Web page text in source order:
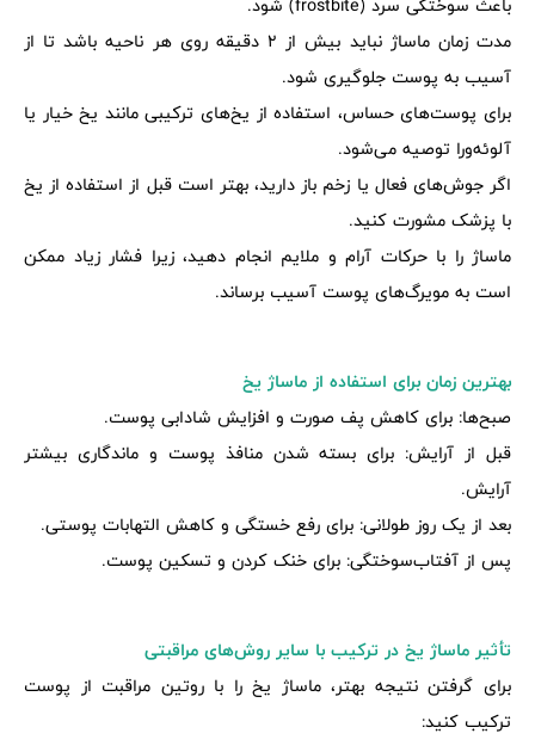
مدت زمان ماساژ نباید بیش از 2 دقیقه روی هر ناحیه باشد تا از
آسیب به پوست جلوگیری شود.
برای پوست‌های حساس، استفاده از یخ‌های ترکیبی مانند یخ خیار یا
آلوئه‌ورا توصیه می‌شود.
اگر جوش‌های فعال یا زخم باز دارید، بهتر است قبل از استفاده از یخ
با پزشک مشورت کنید.
ماساژ را با حرکات آرام و ملایم انجام دهید، زیرا فشار زیاد ممکن
است به مویرگ‌های پوست آسیب برساند.
بهترین زمان برای استفاده از ماساژ یخ
صبح‌ها: برای کاهش پف صورت و افزایش شادابی پوست.
قبل از آرایش: برای بسته شدن منافذ پوست و ماندگاری بیشتر
آرایش.
بعد از یک روز طولانی: برای رفع خستگی و کاهش التهابات پوستی.
پس از آفتاب‌سوختگی: برای خنک کردن و تسکین پوست.
تأثیر ماساژ یخ در ترکیب با سایر روش‌های مراقبتی
برای گرفتن نتیجه بهتر، ماساژ یخ را با روتین مراقبت از پوست
ترکیب کنید: